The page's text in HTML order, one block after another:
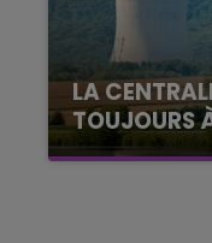
LA
TOUJOURS
Cela fait déjà
nucléaire
justifiée par